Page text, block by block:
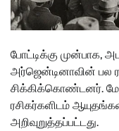
போட்டிக்கு முன்பாக,
அர்ஜென்டினாவின் பல
சிக்கிக்கொண்டனர்.
ரசிகர்களிடம்
அறிவுறுத்தப்பட்டது.